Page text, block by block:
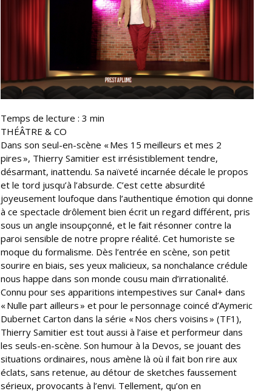
Temps de lecture :3 min
THÉÂTRE & CO
Dans son seul-en-scène « Mes 15 meilleurs et mes 2
pires », Thierry Samitier est irrésistiblement tendre,
désarmant, inattendu. Sa naïveté incarnée décale le propos
et le tord jusqu’à l’absurde. C’est cette absurdité
joyeusement loufoque dans l’authentique émotion qui donne
à ce spectacle drôlement bien écrit un regard différent, pris
sous un angle insoupçonné, et le fait résonner contre la
paroi sensible de notre propre réalité. Cet humoriste se
moque du formalisme. Dès l’entrée en scène, son petit
sourire en biais, ses yeux malicieux, sa nonchalance crédule
nous happe dans son monde cousu main d’irrationalité.
Connu pour ses apparitions intempestives sur Canal+ dans
« Nulle part ailleurs » et pour le personnage coincé d’Aymeric
Dubernet Carton dans la série « Nos chers voisins » (TF1),
Thierry Samitier est tout aussi à l’aise et performeur dans
les seuls-en-scène. Son humour à la Devos, se jouant des
situations ordinaires, nous amène là où il fait bon rire aux
éclats, sans retenue, au détour de sketches faussement
sérieux, provocants à l’envi. Tellement, qu’on en